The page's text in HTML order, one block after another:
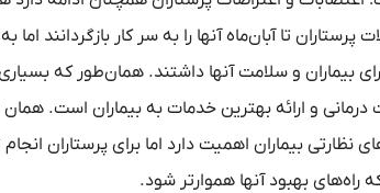
تا آبان‌ماه آنها را به سر کار بازگردانند اما
بیماران و سلامت آنها داشتند. همان‌طور که
و ارائه بهترین خدمات به بیماران است. همان
نظارتی بیماران اهمیت دارد اما برای پرستاران
راه‌های بهبود آنها هموارتر شود.